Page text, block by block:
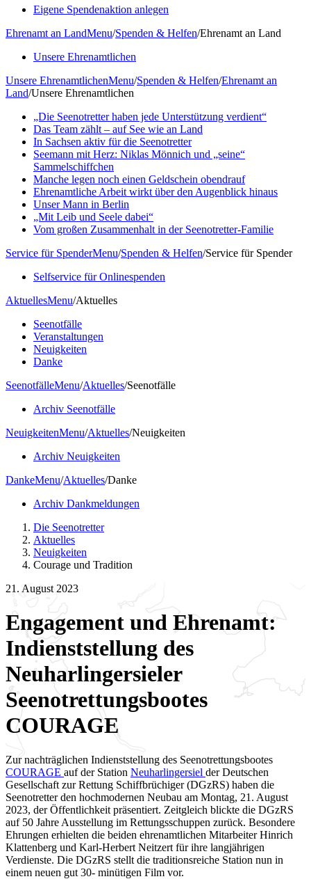
Eigene Spendenaktion anlegen
Ehrenamt an LandMenu/Spenden & Helfen/Ehrenamt an Land
Unsere Ehrenamtlichen
Unsere EhrenamtlichenMenu/Spenden & Helfen/Ehrenamt an
Land/Unsere Ehrenamtlichen
„Die Seenotretter haben jede Unterstützung verdient“
Das Team zählt – auf See wie an Land
In Sachsen aktiv für die Seenotretter
Seemann mit Herz: Niklas Mönnich und „seine“
Sammelschiffchen
Manche legen noch einen Geldschein obendrauf
Ehrenamtliche Arbeit wirkt über den Augenblick hinaus
Unser Mann in Berlin
„Mit Leib und Seele dabei“
Vom großen Zusammenhalt in der Seenotretter-Familie
Service für SpenderMenu/Spenden & Helfen/Service für Spender
Selfservice für Onlinespenden
AktuellesMenu/Aktuelles
Seenotfälle
Veranstaltungen
Neuigkeiten
Danke
SeenotfälleMenu/Aktuelles/Seenotfälle
Archiv Seenotfälle
NeuigkeitenMenu/Aktuelles/Neuigkeiten
Archiv Neuigkeiten
DankeMenu/Aktuelles/Danke
Archiv Dankmeldungen
Die Seenotretter
Aktuelles
Neuigkeiten
Courage und Tradition
21. August 2023
Engagement und Ehrenamt:
Indienststellung des
Neuharlingersieler
Seenotrettungsbootes
COURAGE
Zur nachträglichen Indienststellung des Seenotrettungsbootes
COURAGE auf der Station Neuharlingersiel der Deutschen
Gesellschaft zur Rettung Schiffbrüchiger (DGzRS) haben die
Seenotretter den hochmodernen Neubau am Montag, 21. August
2023, der Öffentlichkeit präsentiert. Zeitgleich blickte die DGzRS
auf 50 Jahre Ausstellung im Rettungsschuppen zurück. Besondere
Ehrungen erhielten die beiden ehrenamtlichen Mitarbeiter Hinrich
Klattenberg und Karl-Herbert Neitzert für ihre langjährigen
Verdienste. Die DGzRS stellt die traditionsreiche Station nun in
einem neuen gut 30- minütigen Film vor.